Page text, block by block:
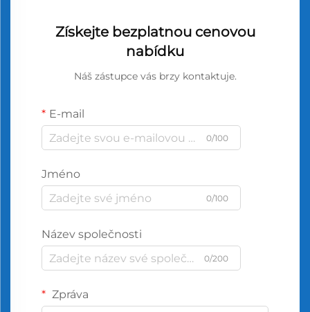
Získejte bezplatnou cenovou
nabídku
Náš zástupce vás brzy kontaktuje.
E-mail
0/100
Jméno
0/100
Název společnosti
0/200
Zpráva